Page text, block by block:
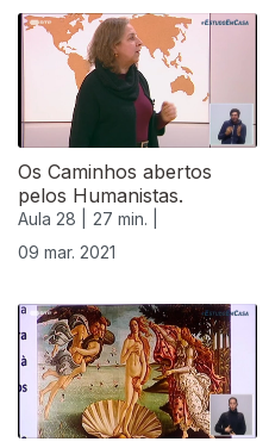
Os Caminhos abertos
pelos Humanistas.
Aula 28 |
27 min. |
09 mar. 2021